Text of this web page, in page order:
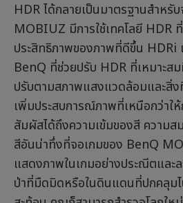
HDR ได้กลายเป็นมาตรฐานสำห
MOBIUZ มีการใช้เทคโลยี HDR
ประสิทธิภาพของภาพที่ดีขึ้น HDRi
BenQ ที่ช่วยปรับ HDR ที่เหมาะส
ปรับตามสภาพแสงแวดล้อมและสิ่
เพิ่มประสบการณ์ภาพที่เหนือกว่าใ
สัมผัสได้ถึงความเข้มของสี ความ
สีอันน่าทึ่งที่จอเกมของ BenQ
แสดงภาพในเกมอย่างประณีตและ
ป่าที่มืดมิดหรือในดินแดนที่ปกคลุม